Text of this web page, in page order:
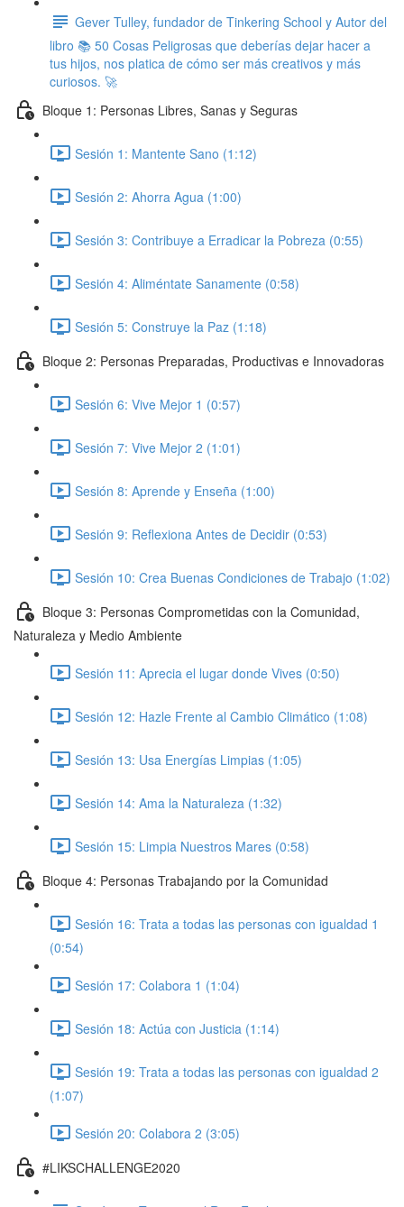
Gever Tulley, fundador de Tinkering School y Autor del
libro 📚 50 Cosas Peligrosas que deberías dejar hacer a
tus hijos, nos platica de cómo ser más creativos y más
curiosos. 🚀
Bloque 1: Personas Libres, Sanas y Seguras
Sesión 1: Mantente Sano (1:12)
Sesión 2: Ahorra Agua (1:00)
Sesión 3: Contribuye a Erradicar la Pobreza (0:55)
Sesión 4: Aliméntate Sanamente (0:58)
Sesión 5: Construye la Paz (1:18)
Bloque 2: Personas Preparadas, Productivas e Innovadoras
Sesión 6: Vive Mejor 1 (0:57)
Sesión 7: Vive Mejor 2 (1:01)
Sesión 8: Aprende y Enseña (1:00)
Sesión 9: Reflexiona Antes de Decidir (0:53)
Sesión 10: Crea Buenas Condiciones de Trabajo (1:02)
Bloque 3: Personas Comprometidas con la Comunidad,
Naturaleza y Medio Ambiente
Sesión 11: Aprecia el lugar donde Vives (0:50)
Sesión 12: Hazle Frente al Cambio Climático (1:08)
Sesión 13: Usa Energías Limpias (1:05)
Sesión 14: Ama la Naturaleza (1:32)
Sesión 15: Limpia Nuestros Mares (0:58)
Bloque 4: Personas Trabajando por la Comunidad
Sesión 16: Trata a todas las personas con igualdad 1
(0:54)
Sesión 17: Colabora 1 (1:04)
Sesión 18: Actúa con Justicia (1:14)
Sesión 19: Trata a todas las personas con igualdad 2
(1:07)
Sesión 20: Colabora 2 (3:05)
#LIKSCHALLENGE2020